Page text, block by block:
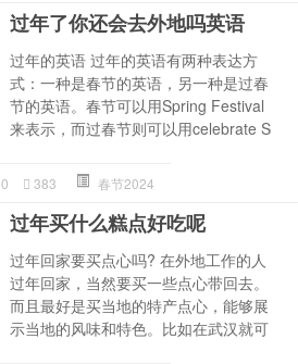
过年了你还会去外地吗英语
过年的英语 过年的英语有两种表达方
式：一种是春节的英语，另一种是过春
节的英语。春节可以用Spring Festival
来表示，而过春节则可以用celebrate S
0 383 春节2024
过年买什么糕点好吃呢
过年回家要买点心吗? 在外地工作的人
过年回家，当然要买一些点心带回去。
而且最好是买当地的特产点心，能够展
示当地的风味和特色。比如在武汉就可